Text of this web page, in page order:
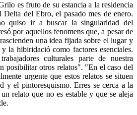
es fruto de su estancia a la residencia
del Ebro, el pasado mes de enero.
quiso ir a buscar la singularidad del
por aquellos fenomens que, a pesar de
una idea fijada sobre el lugar y
la hibiridació como factores esenciales.
culturales parte de nuestra
posibilitar otros relatos". "En el caso del
urgente que estos relatos se situen
y el pintoresquismo. Erres se cerca a la
relato que no es estable y que se aleja